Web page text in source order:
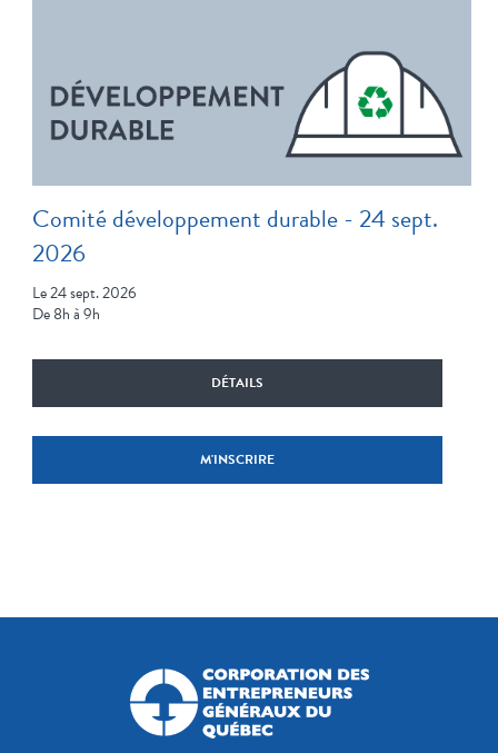
Comité développement durable - 24 sept.
2026
Le 24 sept. 2026
De 8h à 9h
DÉTAILS
M'INSCRIRE